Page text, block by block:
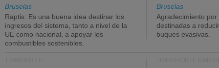
Bruselas
Raptis: Es una buena idea destinar los
ingresos del sistema, tanto a nivel de la
UE como nacional, a apoyar los
combustibles sostenibles.
Bruselas
Agradecimiento
destinadas a
buques evasivas.